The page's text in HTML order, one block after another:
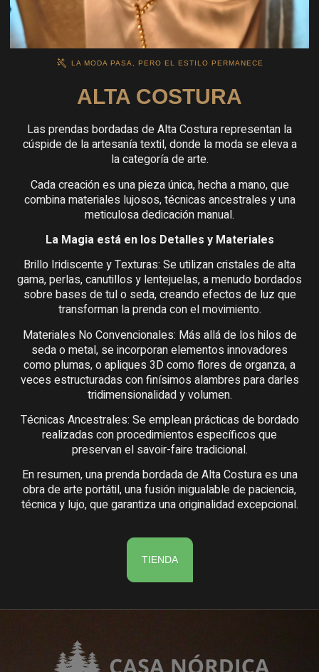
LA MODA PASA, PERO EL ESTILO PERMANECE
ALTA COSTURA
Las prendas bordadas de Alta Costura representan la
cúspide de la artesanía textil, donde la moda se eleva a
la categoría de arte.
Cada creación es una pieza única, hecha a mano, que
combina materiales lujosos, técnicas ancestrales y una
meticulosa dedicación manual.
La Magia está en los Detalles y Materiales
Brillo Iridiscente y Texturas: Se utilizan cristales de alta
gama, perlas, canutillos y lentejuelas, a menudo bordados
sobre bases de tul o seda, creando efectos de luz que
transforman la prenda con el movimiento.
Materiales No Convencionales: Más allá de los hilos de
seda o metal, se incorporan elementos innovadores
como plumas, o apliques 3D como flores de organza, a
veces estructuradas con finísimos alambres para darles
tridimensionalidad y volumen.
Técnicas Ancestrales: Se emplean prácticas de bordado
realizadas con procedimientos específicos que
preservan el savoir-faire tradicional.
En resumen, una prenda bordada de Alta Costura es una
obra de arte portátil, una fusión inigualable de paciencia,
técnica y lujo, que garantiza una originalidad excepcional.
TIENDA